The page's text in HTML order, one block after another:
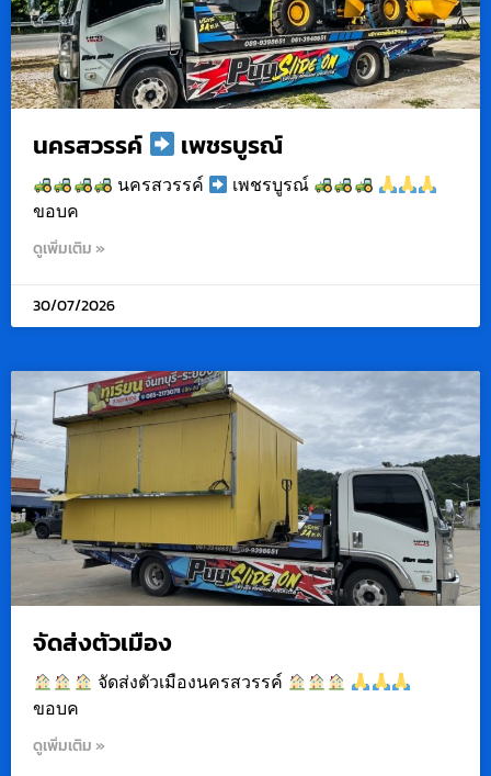
นครสวรรค์ เพชรบูรณ์
นครสวรรค์
เพชรบูรณ์
ขอบค
ดูเพิ่มเติม »
30/07/2026
จัดส่งตัวเมือง
จัดส่งตัวเมืองนครสวรรค์
ขอบค
ดูเพิ่มเติม »